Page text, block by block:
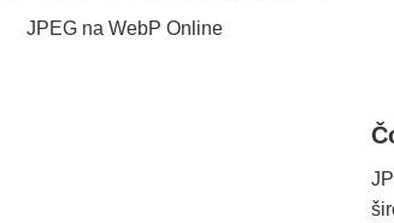
JPEG na WebP Online